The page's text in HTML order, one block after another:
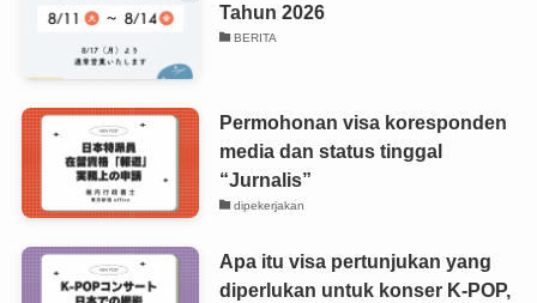
Tahun 2026
BERITA
Permohonan visa koresponden
media dan status tinggal
“Jurnalis”
dipekerjakan
Apa itu visa pertunjukan yang
diperlukan untuk konser K-POP,